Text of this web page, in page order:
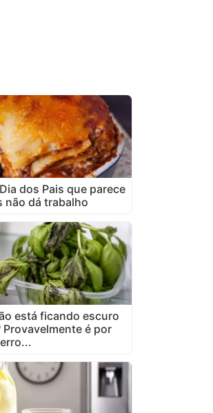
dos Pais que parece
não dá trabalho
está ficando escuro
Provavelmente é por